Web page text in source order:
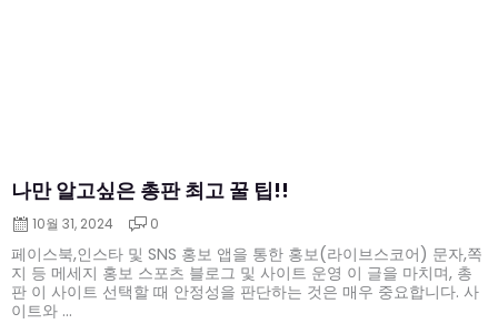
나만 알고싶은 총판 최고 꿀 팁!!
10월 31, 2024 0
페이스북,인스타 및 SNS 홍보 앱을 통한 홍보(라이브스코어) 문자,쪽
지 등 메세지 홍보 스포츠 블로그 및 사이트 운영 이 글을 마치며, 총
판 이 사이트 선택할 때 안정성을 판단하는 것은 매우 중요합니다. 사
이트와 ...